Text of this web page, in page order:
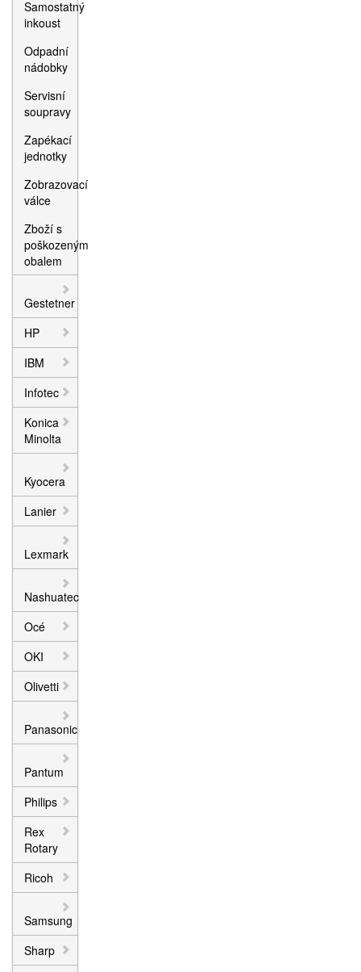
Samostatný
inkoust
Odpadní
nádobky
Servisní
soupravy
Zapékací
jednotky
Zobrazovací
válce
Zboží s
poškozeným
obalem
Gestetner
HP
IBM
Infotec
Konica
Minolta
Kyocera
Lanier
Lexmark
Nashuatec
Océ
OKI
Olivetti
Panasonic
Pantum
Philips
Rex
Rotary
Ricoh
Samsung
Sharp